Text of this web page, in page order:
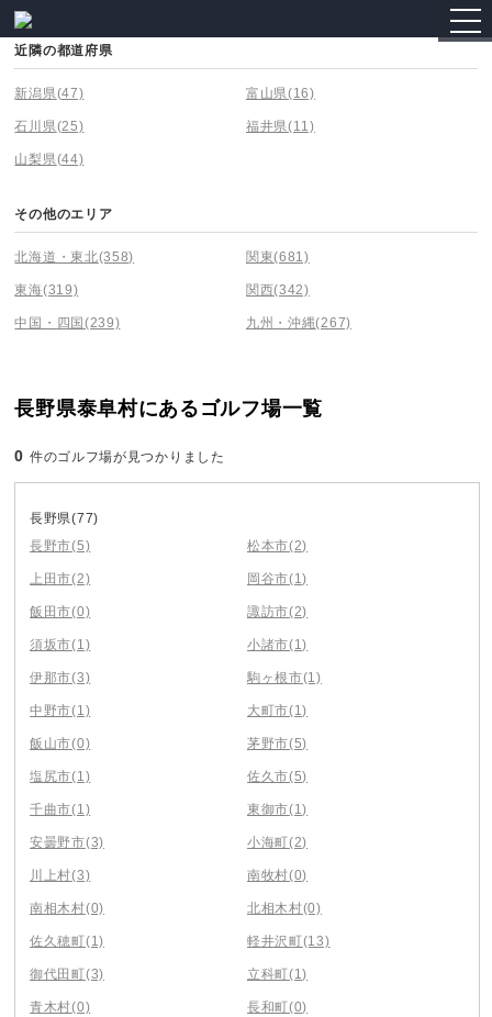
近隣の都道府県
新潟県(47) 富山県(16)
石川県(25) 福井県(11)
山梨県(44)
その他のエリア
北海道・東北(358) 関東(681)
東海(319) 関西(342)
中国・四国 (239) 九州・沖縄(267)
長野県泰阜村にあるゴルフ場一覧
0 件のゴルフ場が見つかりました
長野県(77)
長野市(5) 松本市(2)
上田市(2) 岡谷市(1)
飯田市(0) 諏訪市(2)
須坂市(1) 小諸市(1)
伊那市(3) 駒ヶ根市(1)
中野市(1) 大町市(1)
飯山市(0) 茅野市(5)
塩尻市(1) 佐久市(5)
千曲市(1) 東御市(1)
安曇野市(3) 小海町(2)
川上村(3) 南牧村(0)
南相木村(0) 北相木村(0)
佐久穂町(1) 軽井沢町(13)
御代田町(3) 立科町(1)
青木村(0) 長和町(0)